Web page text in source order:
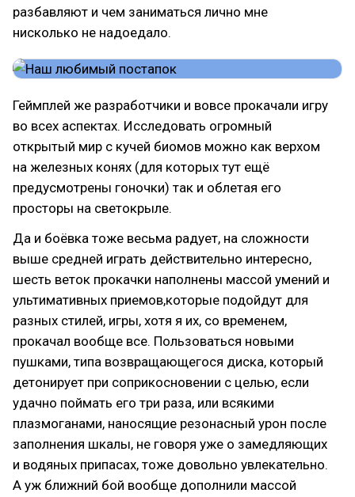
разбавляют и чем заниматься лично мне
нисколько не надоедало.
Геймплей же разработчики и вовсе прокачали игру
во всех аспектах. Исследовать огромный
открытый мир с кучей биомов можно как верхом
на железных конях (для которых тут ещё
предусмотрены гоночки) так и облетая его
просторы на светокрыле.
Да и боёвка тоже весьма радует, на сложности
выше средней играть действительно интересно,
шесть веток прокачки наполнены массой умений и
ультимативных приемов,которые подойдут для
разных стилей, игры, хотя я их, со временем,
прокачал вообще все. Пользоваться новыми
пушками, типа возвращающегося диска, который
детонирует при соприкосновении с целью, если
удачно поймать его три раза, или всякими
плазмоганами, наносящие резонасный урон после
заполнения шкалы, не говоря уже о замедляющих
и водяных припасах, тоже довольно увлекательно.
А уж ближний бой вообще дополнили массой